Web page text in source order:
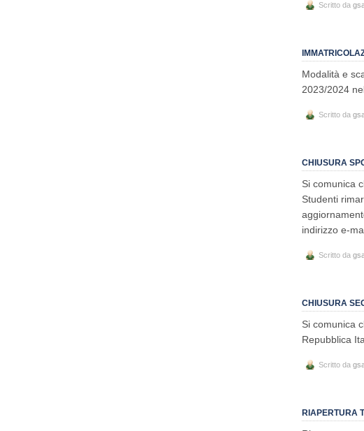
Scritto da
Modalità e
2023/2024
Scritto da
CHIUSURA
Si comunica
Studenti
indirizzo e-
Scritto da
CHIUSURA
Si comunica
Repubblica
Scritto da
RIAPERTURA